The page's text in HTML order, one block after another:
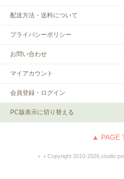
配送方法・送料について
プライバシーポリシー
お問い合わせ
マイアカウント
会員登録・ログイン
PC版表示に切り替える
▲ PAGE
＋＋Copyright 2010‐2026,studio